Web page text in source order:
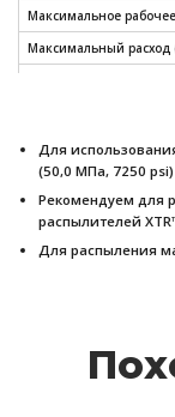
Максимальное
Максимальный
Для
(50,0 МПа, 7250 psi)
Рекомендуем для
распылителей
Для распыления